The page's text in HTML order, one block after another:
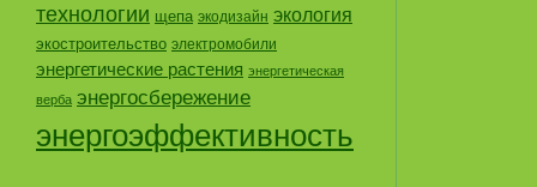
технологии щепа экодизайн экология
экостроительство электромобили
энергетические растения энергетическая
верба энергосбережение
энергоэффективность